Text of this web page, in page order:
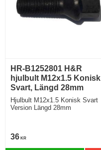
HR-B1252801 H&R
hjulbult M12x1.5 Konisk
Svart, Längd 28mm
Hjulbult M12x1.5 Konisk Svart
Version Längd 28mm
36 KR